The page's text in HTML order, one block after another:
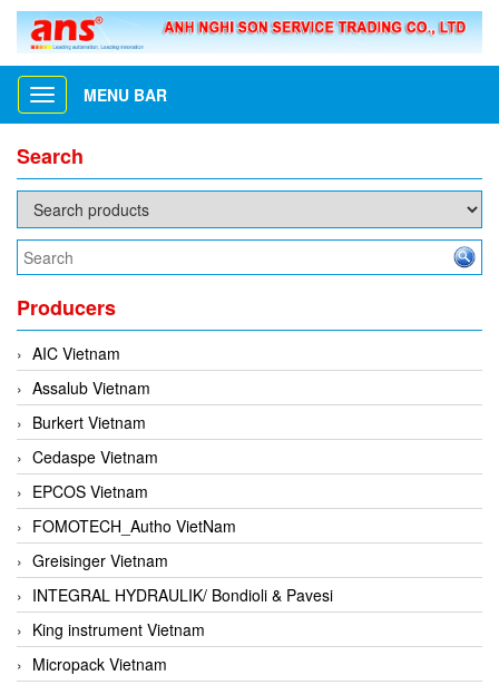
Toggle
navigation
MENU BAR
Search
Producers
AIC Vietnam
Assalub Vietnam
Burkert Vietnam
Cedaspe Vietnam
EPCOS Vietnam
FOMOTECH_Autho VietNam
Greisinger Vietnam
INTEGRAL HYDRAULIK/ Bondioli & Pavesi
King instrument Vietnam
Micropack Vietnam